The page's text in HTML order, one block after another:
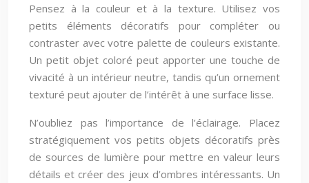
Pensez à la couleur et à la texture. Utilisez vos
petits éléments décoratifs pour compléter ou
contraster avec votre palette de couleurs existante.
Un petit objet coloré peut apporter une touche de
vivacité à un intérieur neutre, tandis qu’un ornement
texturé peut ajouter de l’intérêt à une surface lisse.
N’oubliez pas l’importance de l’éclairage. Placez
stratégiquement vos petits objets décoratifs près
de sources de lumière pour mettre en valeur leurs
détails et créer des jeux d’ombres intéressants. Un